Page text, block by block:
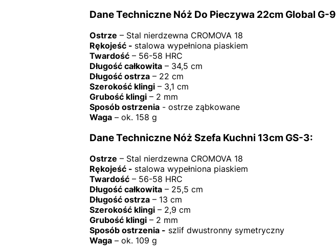
Dane Techniczne Nóż Do Pieczywa 22cm Global G-9
Ostrze – Stal nierdzewna CROMOVA 18
Rękojeść - stalowa wypełniona piaskiem
Twardość– 56-58 HRC
Długość całkowita– 34,5 cm
Długość ostrza– 22 cm
Szerokość klingi– 3,1 cm
Grubość klingi– 2 mm
Sposób ostrzenia- ostrze ząbkowane
Waga– ok. 158 g
Dane Techniczne Nóż Szefa Kuchni 13cm GS-3:
Ostrze – Stal nierdzewna CROMOVA 18
Rękojeść - stalowa wypełniona piaskiem
Twardość– 56-58 HRC
Długość całkowita– 25,5 cm
Długość ostrza– 13 cm
Szerokość klingi– 2,9 cm
Grubość klingi– 2 mm
Sposób ostrzenia - szlif dwustronny symetryczny
Waga– ok. 109 g